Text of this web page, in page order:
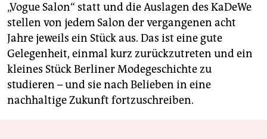
„Vogue Salon“ statt und die Auslagen des KaDeWe
stellen von jedem Salon der vergangenen acht
Jahre jeweils ein Stück aus. Das ist eine gute
Gelegenheit, einmal kurz zurückzutreten und ein
kleines Stück Berliner Modegeschichte zu
studieren – und sie nach Belieben in eine
nachhaltige Zukunft fortzuschreiben.